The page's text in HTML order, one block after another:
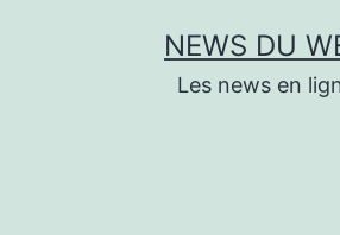
NEWS DU
Les news en